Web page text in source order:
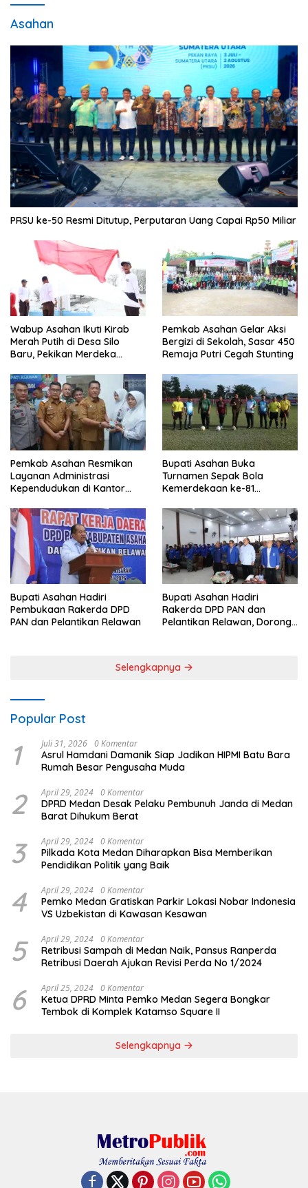
Asahan
PRSU ke-50 Resmi Ditutup, Perputaran Uang Capai Rp50 Miliar
Wabup Asahan Ikuti Kirab
Merah Putih di Desa Silo
Baru, Pekikan Merdeka
Pemkab Asahan Gelar Aksi
Bergizi di Sekolah, Sasar 450
Remaja Putri Cegah Stunting
Pemkab Asahan Resmikan
Layanan Administrasi
Kependudukan di Kantor
Bupati Asahan Buka
Turnamen Sepak Bola
Kemerdekaan ke-81
0208/Asahan
Bupati Asahan Hadiri
Pembukaan Rakerda DPD
PAN dan Pelantikan Relawan
Bupati Asahan Hadiri
Rakerda DPD PAN dan
Pelantikan Relawan, Dorong
Selengkapnya
Popular Post
1 Juli 31, 2026 0 Komentar
Asrul Hamdani Damanik Siap Jadikan HIPMI Batu Bara
Rumah Besar Pengusaha Muda
2 April 29, 2024 0 Komentar
DPRD Medan Desak Pelaku Pembunuh Janda di Medan
Barat Dihukum Berat
3 April 29, 2024 0 Komentar
Pilkada Kota Medan Diharapkan Bisa Memberikan
Pendidikan Politik yang Baik
4 April 29, 2024 0 Komentar
Pemko Medan Gratiskan Parkir Lokasi Nobar Indonesia
VS Uzbekistan di Kawasan Kesawan
5 April 29, 2024 0 Komentar
Retribusi Sampah di Medan Naik, Pansus Ranperda
Retribusi Daerah Ajukan Revisi Perda No 1/2024
6 April 25, 2024 0 Komentar
Ketua DPRD Minta Pemko Medan Segera Bongkar
Tembok di Komplek Katamso Square II
Selengkapnya